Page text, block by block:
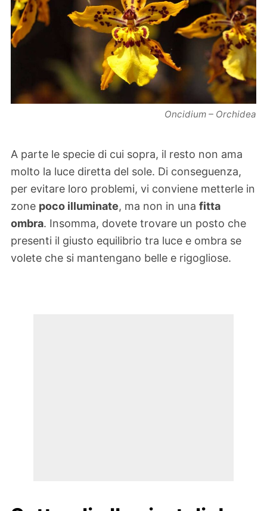
Oncidium – Orchidea
A parte le specie di cui sopra, il resto non ama
molto la luce diretta del sole. Di conseguenza,
per evitare loro problemi, vi conviene metterle in
zone poco illuminate, ma non in una fitta
ombra. Insomma, dovete trovare un posto che
presenti il giusto equilibrio tra luce e ombra se
volete che si mantengano belle e rigogliose.